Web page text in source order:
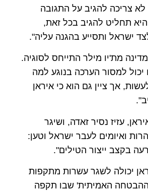
לא צריכה להגיב על התגובה
תחליט להגיב בכל זאת,
ישראל ותסייע בהגנה עליה".
מת'יו מילר התייחס לסוגיה.
יכול למסור הערכה בנוגע למה
אך ציין גם הוא כי איראן
עזיז נסיר זאדה, ושיגר
ואיומים לעבר ישראל וטען:
בקצב ייצור הטילים".
יכולה לשגר עשרות מתקפות
האמיתית' שבו תקפה